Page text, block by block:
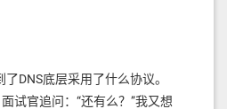
DNS底层采用了什么协议。
试官追问：“还有么？”我又想